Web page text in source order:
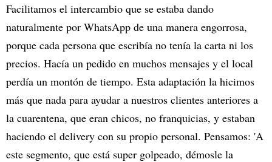
Facilitamos el intercambio que se estaba dando
naturalmente por WhatsApp de una manera engorrosa,
porque cada persona que escribía no tenía la carta ni los
precios. Hacía un pedido en muchos mensajes y el local
perdía un montón de tiempo. Esta adaptación la hicimos
más que nada para ayudar a nuestros clientes anteriores a
la cuarentena, que eran chicos, no franquicias, y estaban
haciendo el delivery con su propio personal. Pensamos: 'A
este segmento, que está super golpeado, démosle la